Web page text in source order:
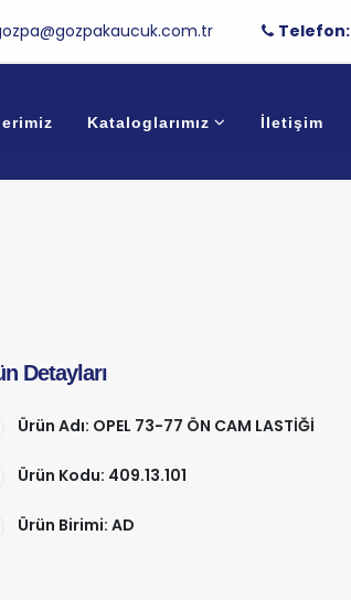
Telefon:
Kataloglarımız İletişim
Detayları
Ürün Adı: OPEL 73-77 ÖN CAM LASTİĞİ
Ürün Kodu: 409.13.101
Ürün Birimi: AD